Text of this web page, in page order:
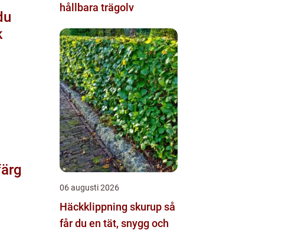
hållbara trägolv
06 augusti 2026
Häckklippning skurup så
får du en tät, snygg och